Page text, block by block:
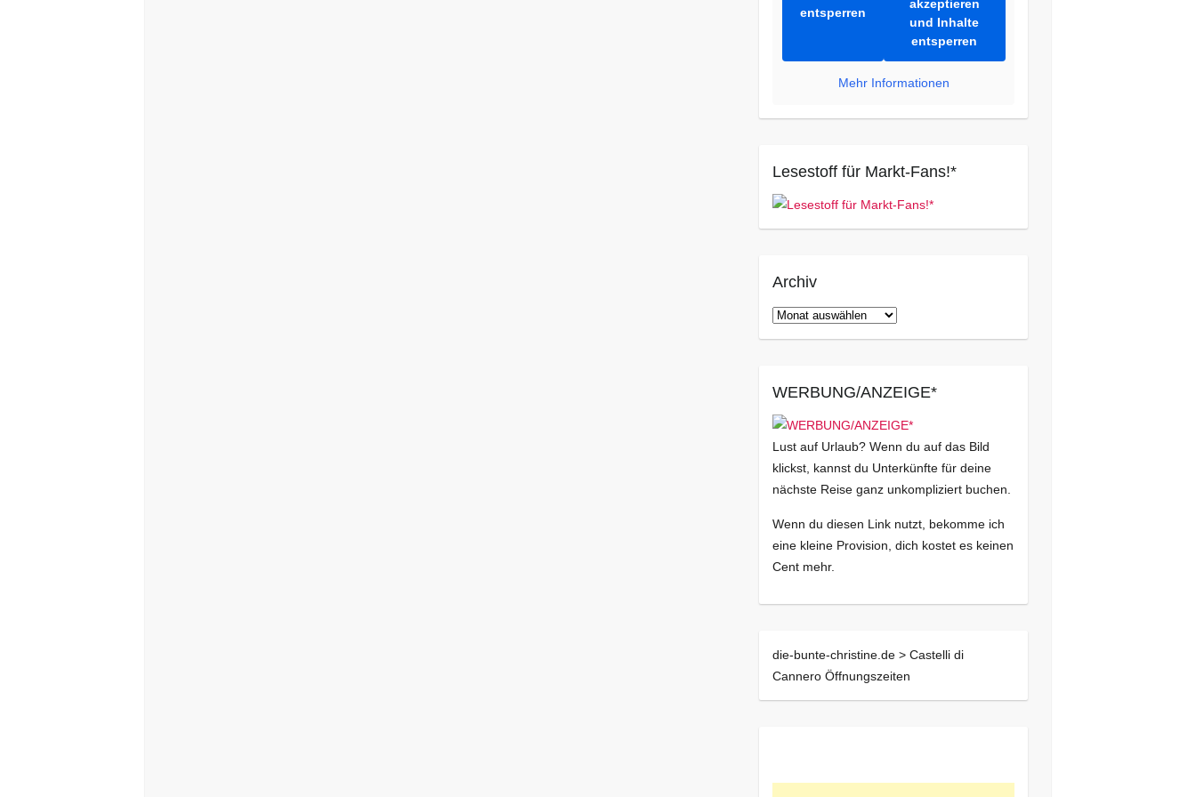
entsperren
akzeptieren
und Inhalte
entsperren
Mehr Informationen
Lesestoff für Markt-Fans!*
Archiv
Archiv
WERBUNG/ANZEIGE*
Lust auf Urlaub? Wenn du auf das Bild
klickst, kannst du Unterkünfte für deine
nächste Reise ganz unkompliziert buchen.
Wenn du diesen Link nutzt, bekomme ich
eine kleine Provision, dich kostet es keinen
Cent mehr.
die-bunte-christine.de > Castelli di
Cannero Öffnungszeiten